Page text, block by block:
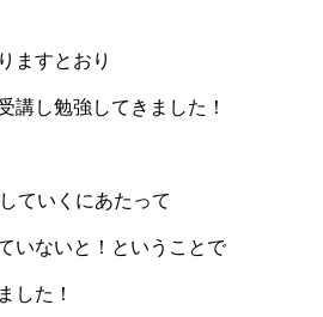
ますとおり
講し勉強してきました！
ていくにあたって
いないと！ということで
した！